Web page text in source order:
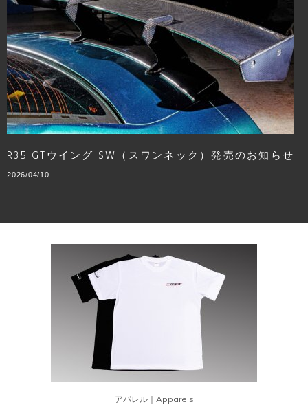
R35 GTウイング SW（スワンネック）発売のお知らせ
2026/04/10
アパレル｜Apparels